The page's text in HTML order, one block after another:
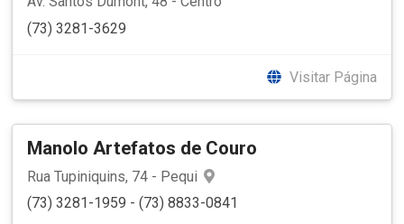
(73) 3281-3629
Visitar Página
Manolo Artefatos de Couro
Rua Tupiniquins, 74 - Pequi
(73) 3281-1959 - (73) 8833-0841